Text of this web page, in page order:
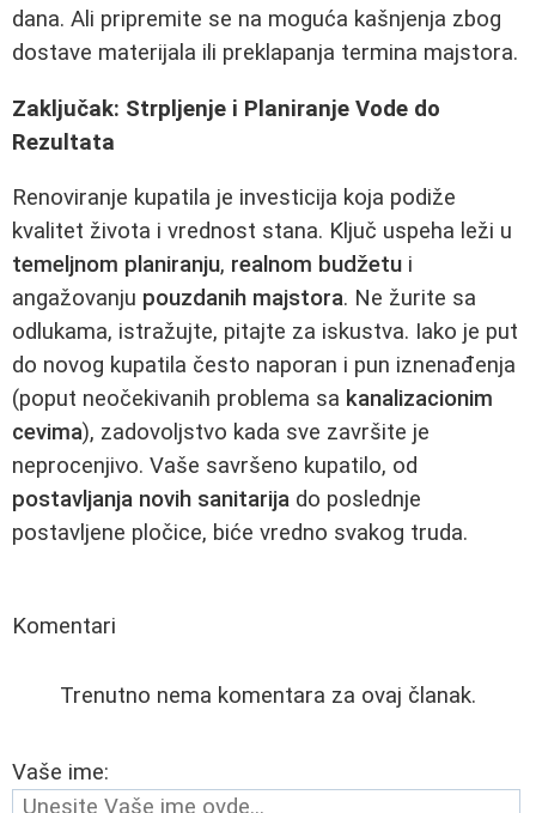
dana. Ali pripremite se na moguća kašnjenja zbog
dostave materijala ili preklapanja termina majstora.
Zaključak: Strpljenje i Planiranje Vode do
Rezultata
Renoviranje kupatila je investicija koja podiže
kvalitet života i vrednost stana. Ključ uspeha leži u
temeljnom planiranju, realnom budžetu i
angažovanju pouzdanih majstora. Ne žurite sa
odlukama, istražujte, pitajte za iskustva. Iako je put
do novog kupatila često naporan i pun iznenađenja
(poput neočekivanih problema sa kanalizacionim
cevima), zadovoljstvo kada sve završite je
neprocenjivo. Vaše savršeno kupatilo, od
postavljanja novih sanitarija do poslednje
postavljene pločice, biće vredno svakog truda.
Komentari
Trenutno nema komentara za ovaj članak.
Vaše ime: